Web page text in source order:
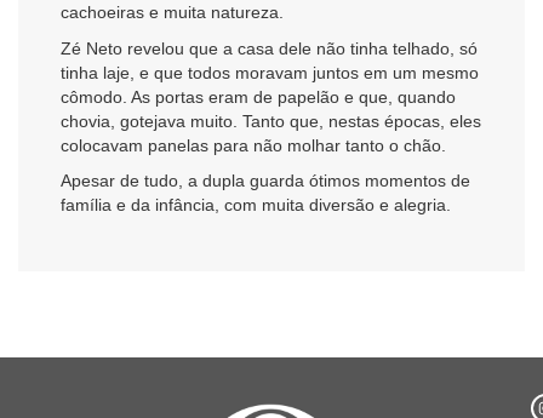
cachoeiras e muita natureza.
Zé Neto revelou que a casa dele não tinha telhado, só
tinha laje, e que todos moravam juntos em um mesmo
cômodo. As portas eram de papelão e que, quando
chovia, gotejava muito. Tanto que, nestas épocas, eles
colocavam panelas para não molhar tanto o chão.
Apesar de tudo, a dupla guarda ótimos momentos de
família e da infância, com muita diversão e alegria.